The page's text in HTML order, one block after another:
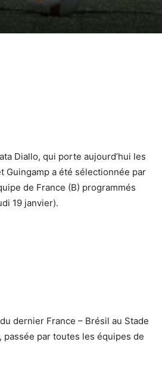
Diallo, qui porte aujourd’hui les
Guingamp a été sélectionnée par
de France (B) programmés
19 janvier).
dernier France – Brésil au Stade
par toutes les équipes de